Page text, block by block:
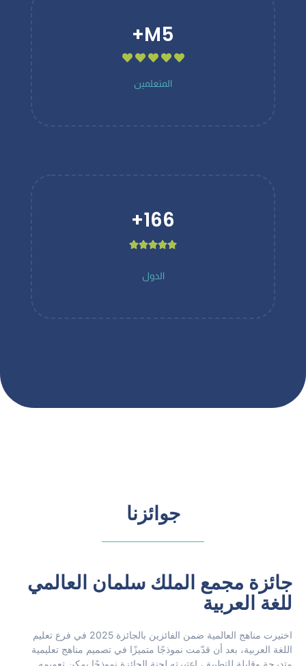
5
M+
المتعلمين
166
+





الدول
جوائزنا
جائزة مجمع الملك سلمان العالمي
للغة العربية
اختيرت مناهج العالمية ضمن الفائزين بالجائزة 2025 في فرع تعليم
اللغة العربية، بعد أن قدّمت نموذجًا متميزًا في تصميم مناهج تعليمية
متدرجة وقابلة للتطبيق، اعتبرته لجنة الجائزة نموذجًا يمكن تعميمه.